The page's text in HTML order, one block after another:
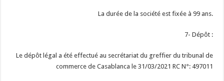
La durée de la société est fixée à 99 ans.
7- Dépôt :
Le dépôt légal a été effectué au secrétariat du greffier du tribunal de
commerce de Casablanca le 31/03/2021 RC N°: 497011